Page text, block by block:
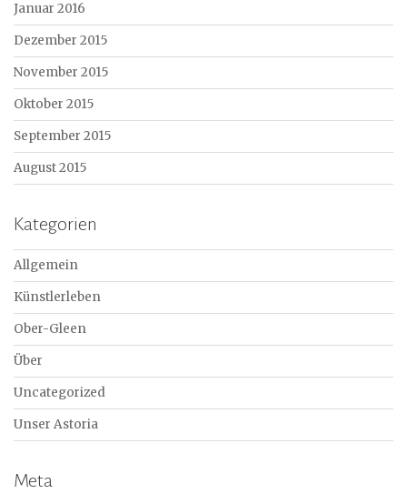
Januar 2016
Dezember 2015
November 2015
Oktober 2015
September 2015
August 2015
Kategorien
Allgemein
Künstlerleben
Ober-Gleen
Über
Uncategorized
Unser Astoria
Meta